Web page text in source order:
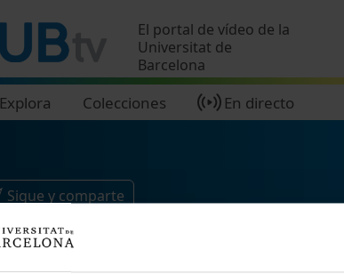
El portal de vídeo de la
Universitat de
Barcelona
Explora Colecciones En directo
Sigue y comparte